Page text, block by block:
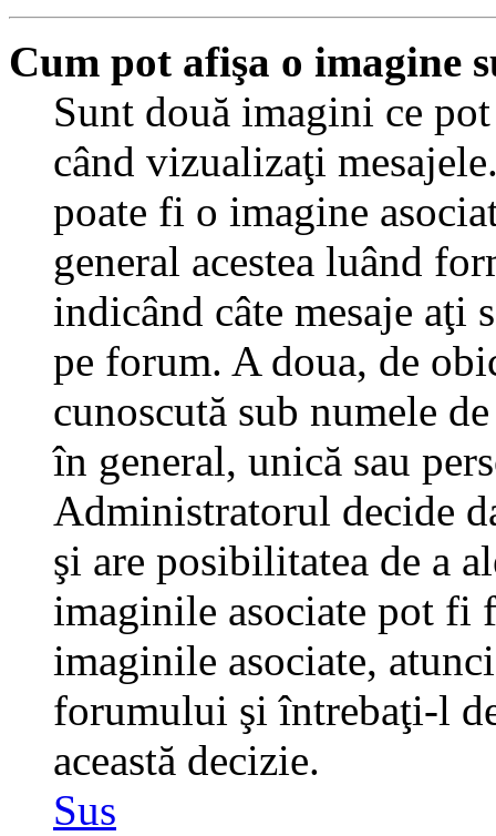
Cum pot afişa o imagine
Sunt două imagini ce
când vizualizaţi
poate fi o imagine
general acestea luând
indicând câte mesaje aţi
pe forum. A doua, de
cunoscută sub numele
în general, unică sau
Administratorul decide
şi are posibilitatea de a
imaginile asociate pot fi
imaginile asociate,
forumului şi întrebaţi-l
această decizie.
Sus